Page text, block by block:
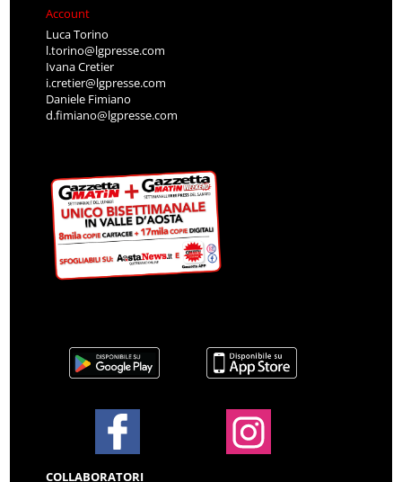
Account
Luca Torino
l.torino@lgpresse.com
Ivana Cretier
i.cretier@lgpresse.com
Daniele Fimiano
d.fimiano@lgpresse.com
COLLABORATORI